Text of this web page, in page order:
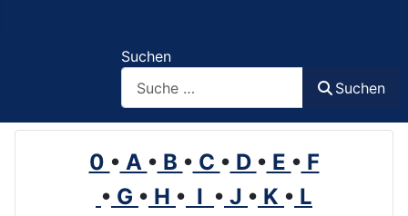
Suchen
Suchen
0 • A • B • C • D • E • F
• G • H • I • J • K • L